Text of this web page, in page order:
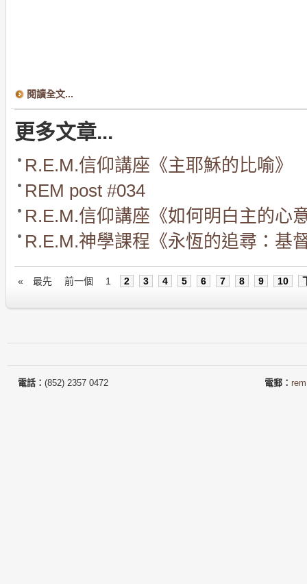
閱讀全文...
更多文章...
R.E.M.信仰講座《主耶穌的比喻》
REM post #034
R.E.M.信仰講座《如何明白主的心
R.E.M.神學課程《永恆的追尋：基
« 最先 前一個 1 2 3 4 5 6 7 8 9 10
電話： (852) 2357 0472 電郵：